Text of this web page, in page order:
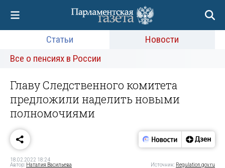
Статьи
Новости
Все о пенсиях в России
Главу Следственного комитета
предложили наделить новыми
полномочиями
18.02.2022 18:24
Автор: Наталия Васильева Источник: Regulation.gov.ru